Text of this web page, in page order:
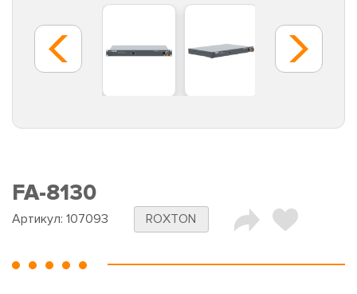
FA-8130
Артикул: 107093 ROXTON